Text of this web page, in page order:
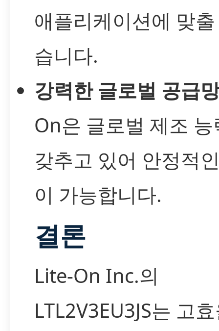
애플리케이션에 맞
습니다.
강력한 글로벌 공급
On은 글로벌 제조
갖추고 있어 안정적
이 가능합니다.
결론
Lite-On Inc.의
LTL2V3EU3JS는 고